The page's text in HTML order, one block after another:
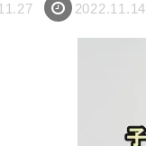
2022.11.14